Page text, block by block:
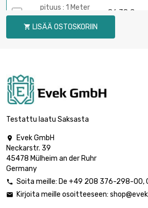
pituus : 1 Meter
halkaisija : 2mm
86,38 €
pituus : 0.3 Meter
halkaisija : 3mm
pituus : 0.4 Meter
 LISÄÄ OSTOSKORIIN
Testattu laatu Saksasta

Evek GmbH
Neckarstr. 39
45478 Mülheim an der Ruhr
Germany
 Soita meille: De +49 208 376-298-00,
 Kirjoita meille osoitteeseen: